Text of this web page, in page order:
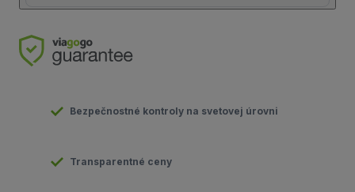
Bezpečnostné kontroly na svetovej úrovni
Transparentné ceny